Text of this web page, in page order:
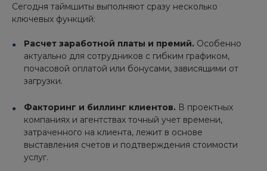
Сегодня таймшиты выполняют сразу несколько
ключевых функций:
Расчет заработной платы и премий. Особенно
актуально для сотрудников с гибким графиком,
почасовой оплатой или бонусами, зависящими от
загрузки.
Факторинг и биллинг клиентов. В проектных
компаниях и агентствах точный учет времени,
затраченного на клиента, лежит в основе
выставления счетов и подтверждения стоимости
услуг.